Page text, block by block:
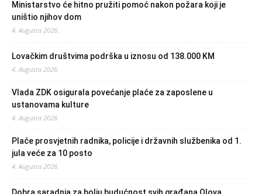
Ministarstvo će hitno pružiti pomoć nakon požara koji je
uništio njihov dom
4. Augusta 2026.
Lovačkim društvima podrška u iznosu od 138.000 KM
4. Augusta 2026.
Vlada ZDK osigurala povećanje plaće za zaposlene u
ustanovama kulture
4. Augusta 2026.
Plaće prosvjetnih radnika, policije i državnih službenika od 1.
jula veće za 10 posto
4. Augusta 2026.